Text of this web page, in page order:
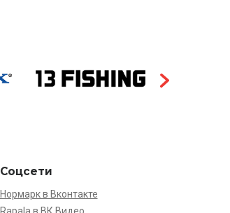
Соцсети
Нормарк в Вконтакте
Rapala в ВК Видео